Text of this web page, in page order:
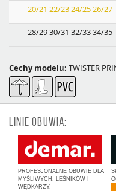
20/21 22/23 24/25 26/27
28/29 30/31 32/33 34/35
Cechy modelu: TWISTER
LINIE OBUWIA:
PROFESJONALNE OBUWIE DLA
MYŚLIWYCH, LEŚNIKÓW I
WĘDKARZY.